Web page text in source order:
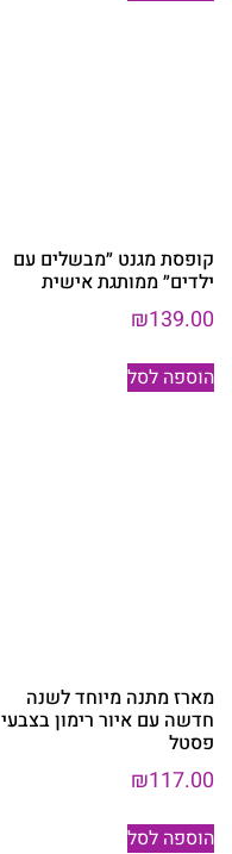
קופסת מגנט ״מבשלים עם
ילדים״ ממותגת אישית
₪139.00
הוספה לסל
מארז מתנה מיוחד לשנה
חדשה עם איור רימון בצבעי
פסטל
₪117.00
הוספה לסל